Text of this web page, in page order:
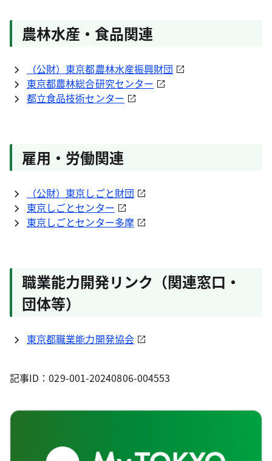
農林水産・食品関連
（公財）東京都農林水産振興財団
東京都農林総合研究センター
都立食品技術センター
雇用・労働関連
（公財）東京しごと財団
東京しごとセンター
東京しごとセンター多摩
職業能力開発リンク（関連窓口・
団体等）
東京都職業能力開発協会
記事ID：029-001-20240806-004553